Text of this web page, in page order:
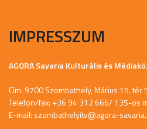
IMPRESSZUM
AGORA Savaria Kulturális és
Cím: 9700 Szombathely, Márius 15. tér
Telefon/fax: +36 94 312 666/ 135-ös
E-mail: szombathelyitv@agora-